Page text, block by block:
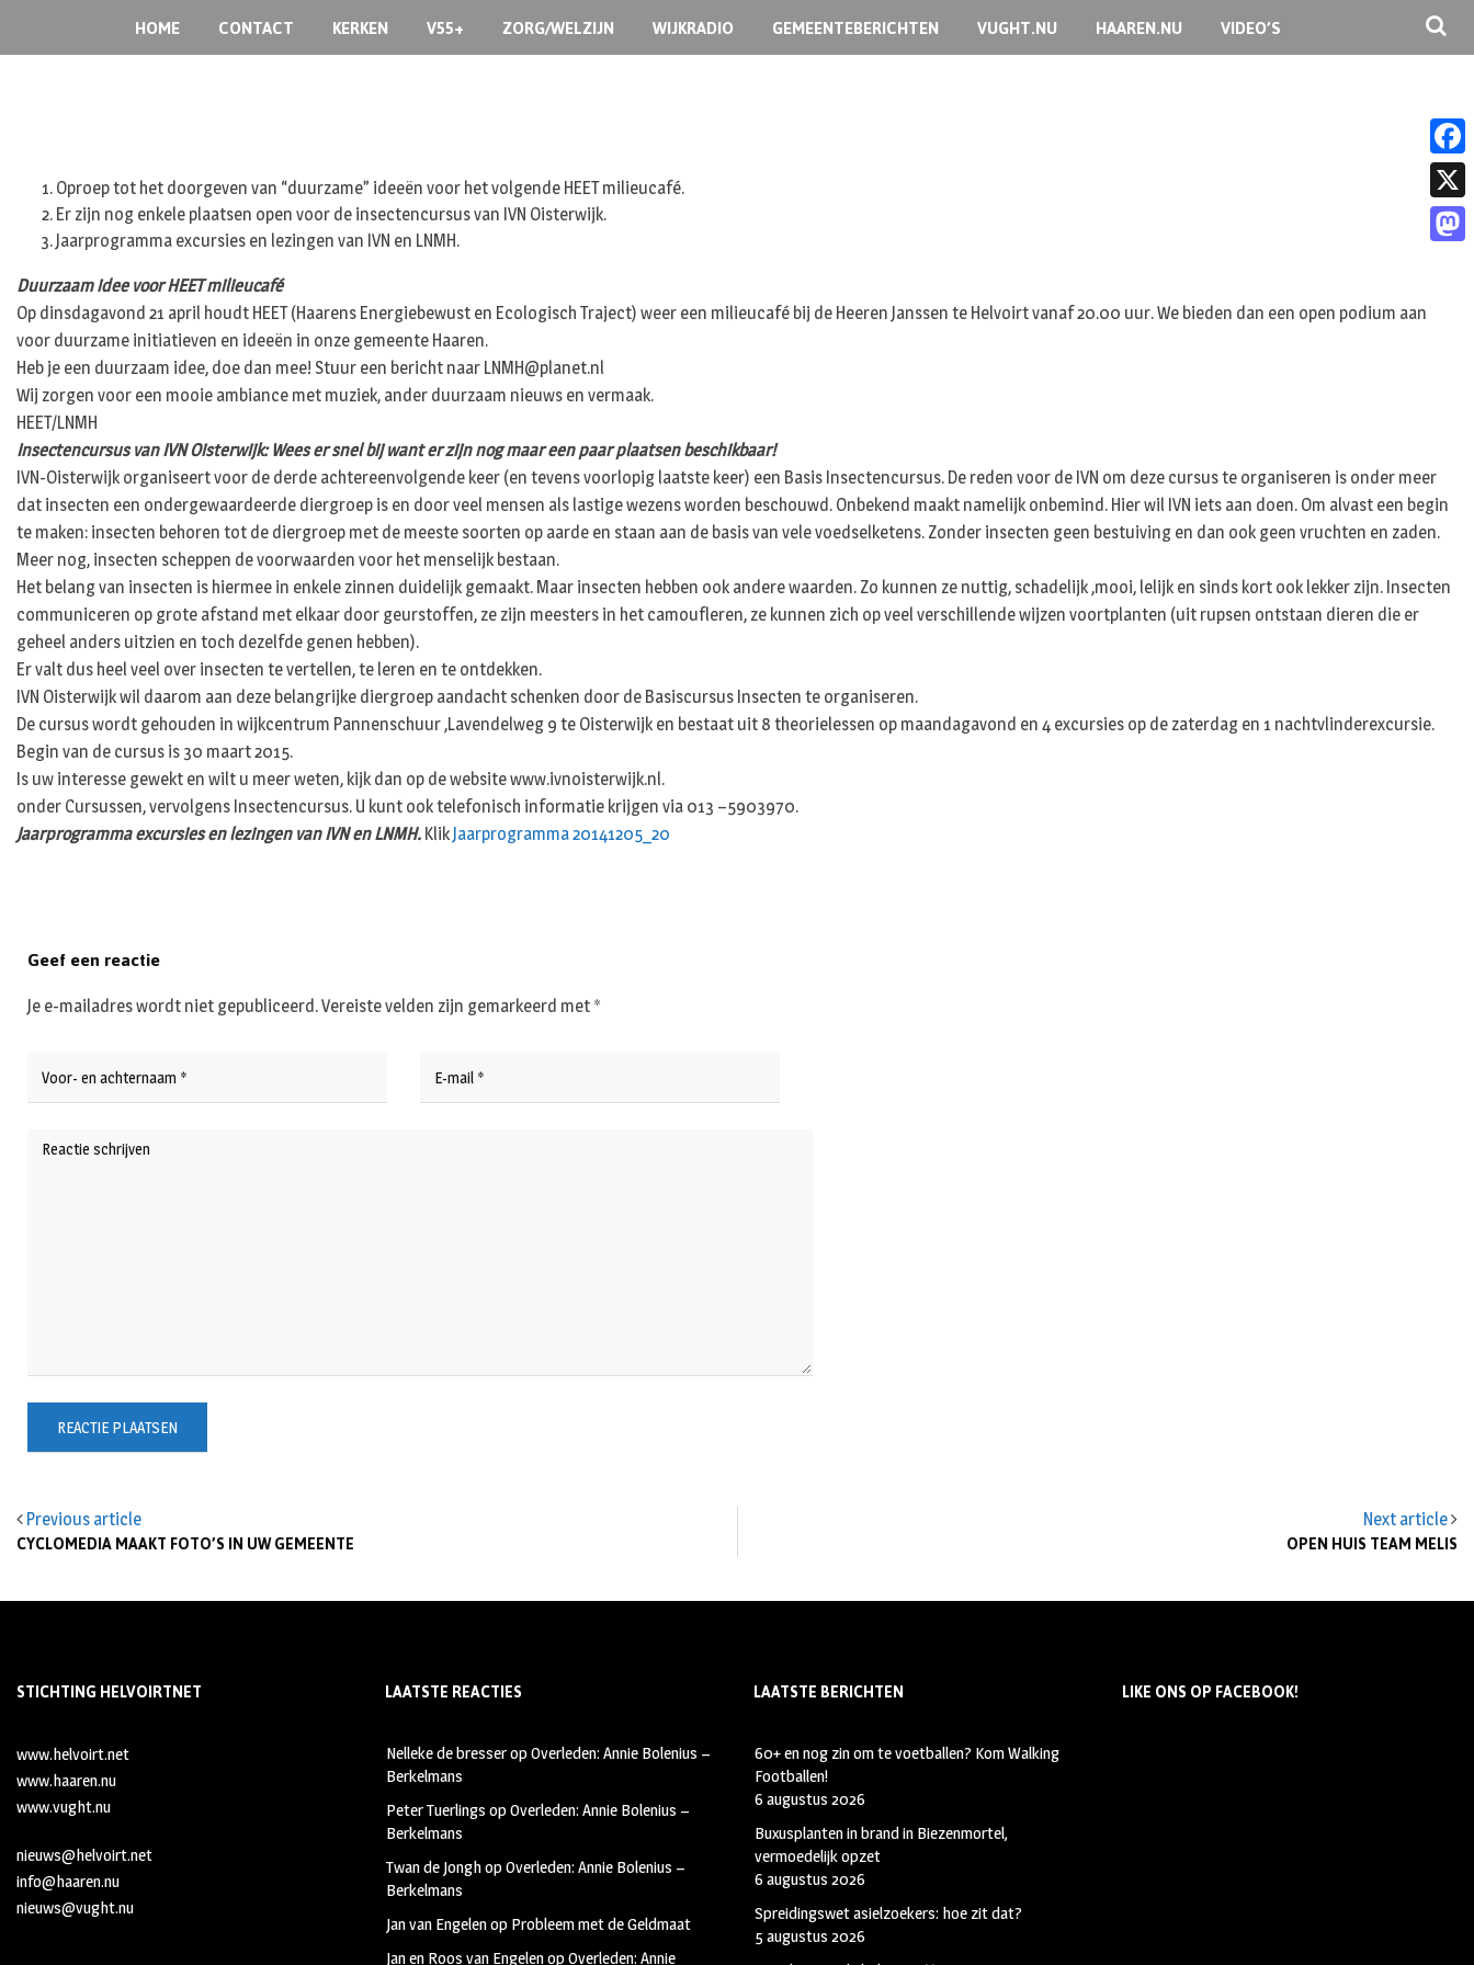
HOME CONTACT KERKEN V55+ ZORG/WELZIJN WIJKRADIO GEMEENTEBERICHTEN VUGHT.NU HAAREN.NU VIDEO’S
Oproep tot het doorgeven van “duurzame” ideeën voor het volgende HEET milieucafé.
Er zijn nog enkele plaatsen open voor de insectencursus van IVN Oisterwijk.
Jaarprogramma excursies en lezingen van IVN en LNMH.
Duurzaam idee voor HEET milieucafé
Op dinsdagavond 21 april houdt HEET (Haarens Energiebewust en Ecologisch Traject) weer een milieucafé bij de Heeren Janssen te Helvoirt vanaf 20.00 uur. We bieden dan een open podium aan
voor duurzame initiatieven en ideeën in onze gemeente Haaren.
Heb je een duurzaam idee, doe dan mee! Stuur een bericht naar LNMH@planet.nl
Wij zorgen voor een mooie ambiance met muziek, ander duurzaam nieuws en vermaak.
HEET/LNMH
Insectencursus van IVN Oisterwijk: Wees er snel bij want er zijn nog maar een paar plaatsen beschikbaar!
IVN-Oisterwijk organiseert voor de derde achtereenvolgende keer (en tevens voorlopig laatste keer) een Basis Insectencursus. De reden voor de IVN om deze cursus te organiseren is onder meer
dat insecten een ondergewaardeerde diergroep is en door veel mensen als lastige wezens worden beschouwd. Onbekend maakt namelijk onbemind. Hier wil IVN iets aan doen. Om alvast een begin
te maken: insecten behoren tot de diergroep met de meeste soorten op aarde en staan aan de basis van vele voedselketens. Zonder insecten geen bestuiving en dan ook geen vruchten en zaden.
Meer nog, insecten scheppen de voorwaarden voor het menselijk bestaan.
Het belang van insecten is hiermee in enkele zinnen duidelijk gemaakt. Maar insecten hebben ook andere waarden. Zo kunnen ze nuttig, schadelijk ,mooi, lelijk en sinds kort ook lekker zijn. Insecten
communiceren op grote afstand met elkaar door geurstoffen, ze zijn meesters in het camoufleren, ze kunnen zich op veel verschillende wijzen voortplanten (uit rupsen ontstaan dieren die er
geheel anders uitzien en toch dezelfde genen hebben).
Er valt dus heel veel over insecten te vertellen, te leren en te ontdekken.
IVN Oisterwijk wil daarom aan deze belangrijke diergroep aandacht schenken door de Basiscursus Insecten te organiseren.
De cursus wordt gehouden in wijkcentrum Pannenschuur ,Lavendelweg 9 te Oisterwijk en bestaat uit 8 theorielessen op maandagavond en 4 excursies op de zaterdag en 1 nachtvlinderexcursie.
Begin van de cursus is 30 maart 2015.
Is uw interesse gewekt en wilt u meer weten, kijk dan op de website www.ivnoisterwijk.nl.
onder Cursussen, vervolgens Insectencursus. U kunt ook telefonisch informatie krijgen via 013 –5903970.
Jaarprogramma excursies en lezingen van IVN en LNMH. KlikJaarprogramma 20141205_20
Previous article
CYCLOMEDIA MAAKT FOTO’S IN UW GEMEENTE
Next article
OPEN HUIS TEAM MELIS
Geef een reactie
Je e-mailadres wordt niet gepubliceerd.Vereiste velden zijn gemarkeerd met *
STICHTING HELVOIRTNET
www.helvoirt.net
www.haaren.nu
www.vught.nu
nieuws@helvoirt.net
info@haaren.nu
nieuws@vught.nu
LAATSTE REACTIES
Nelleke de bresseropOverleden: Annie Bolenius –
Berkelmans
Peter Tuerlings opOverleden: Annie Bolenius –
Berkelmans
Twan de JonghopOverleden: Annie Bolenius –
Berkelmans
Jan van Engelenop Probleem met de Geldmaat
Jan en Roos van EngelenopOverleden: Annie
LAATSTE BERICHTEN
60+ en nog zin om te voetballen? Kom Walking
Footballen!
6 augustus 2026
Buxusplanten in brand in Biezenmortel,
vermoedelijk opzet
6 augustus 2026
Spreidingswet asielzoekers: hoe zit dat?
5 augustus 2026
LIKE ONS OP FACEBOOK!
F
a
c
X
o
n